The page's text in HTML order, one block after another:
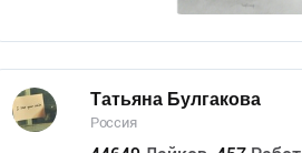
Татьяна Булгакова
Россия